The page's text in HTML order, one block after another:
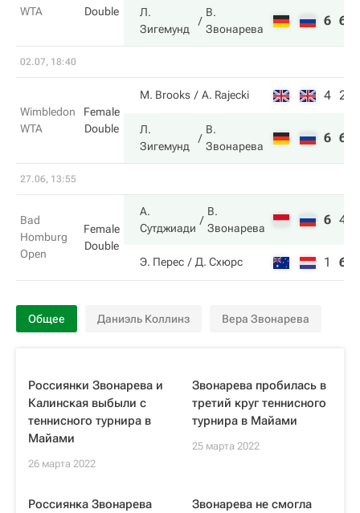
WTA
Double
Л.
Зигемунд
В.
Звонарева
6 6
02.07, 18:40
Wimbledon
WTA
Female
Double
M. Brooks A. Rajecki 4 2
Л.
Зигемунд
В.
Звонарева
6 6
27.06, 13:55
Bad
Homburg
Open
Female
Double
А.
Сутджиади
В.
Звонарева
6 4
Э. Перес Д. Схюрс 1 6
Общее Даниэль Коллинз Вера Звонарева
Россиянки Звонарева и
Калинская выбыли с
теннисного турнира в
Майами
26 марта 2022
Звонарева пробилась в
третий круг теннисного
турнира в Майами
25 марта 2022
Россиянка Звонарева
Звонарева не смогла